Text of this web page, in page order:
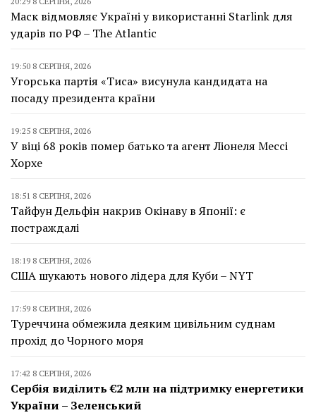
Маск відмовляє Україні у використанні Starlink для
ударів по РФ – The Atlantic
19:50 8 СЕРПНЯ, 2026
Угорська партія «Тиса» висунула кандидата на
посаду президента країни
19:25 8 СЕРПНЯ, 2026
У віці 68 років помер батько та агент Ліонеля Мессі
Хорхе
18:51 8 СЕРПНЯ, 2026
Тайфун Дельфін накрив Окінаву в Японії: є
постраждалі
18:19 8 СЕРПНЯ, 2026
США шукають нового лідера для Куби – NYT
17:59 8 СЕРПНЯ, 2026
Туреччина обмежила деяким цивільним суднам
прохід до Чорного моря
17:42 8 СЕРПНЯ, 2026
Сербія виділить €2 млн на підтримку енергетики
України – Зеленський